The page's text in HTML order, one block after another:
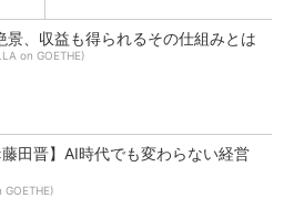
景、収益も得られるその仕組みとは
on GOETHE)
藤田晋】AI時代でも変わらない経営
GOETHE)